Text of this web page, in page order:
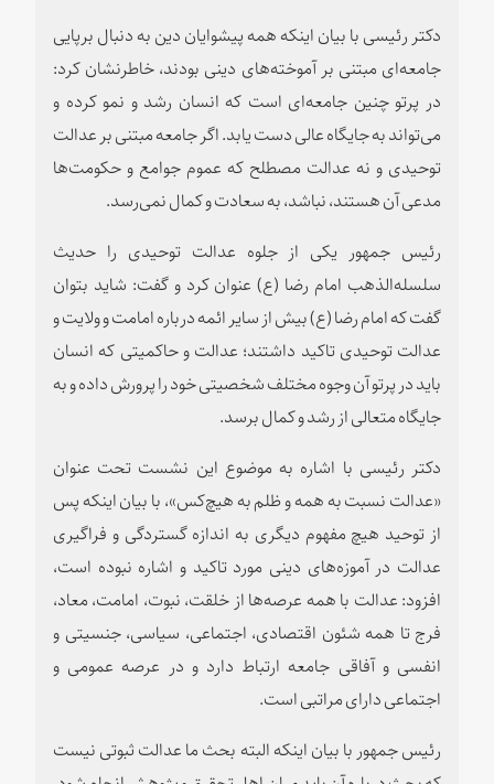
دکتر رئیسی با بیان اینکه همه پیشوایان دین به دنبال برپایی
جامعه‌ای مبتنی بر آموخته‌های دینی بودند، خاطرنشان کرد:
در پرتو چنین جامعه‌ای است که انسان رشد و نمو کرده و
می‌تواند به جایگاه عالی دست یابد. اگر جامعه مبتنی بر عدالت
توحیدی و نه عدالت مصطلح که عموم جوامع و حکومت‌ها
مدعی آن هستند، نباشد، به سعادت و کمال نمی‌رسد.
رئیس جمهور یکی از جلوه عدالت توحیدی را حدیث
سلسله‌الذهب امام رضا (ع) عنوان کرد و گفت: شاید بتوان
گفت که امام رضا (ع) بیش از سایر ائمه درباره امامت و ولایت و
عدالت توحیدی تاکید داشتند؛ عدالت و حاکمیتی که انسان
باید در پرتو آن وجوه مختلف شخصیتی خود را پرورش داده و به
جایگاه متعالی از رشد و کمال برسد.
دکتر رئیسی با اشاره به موضوع این نشست تحت عنوان
«عدالت نسبت به همه و ظلم به هیچ‌کس»، با بیان اینکه پس
از توحید هیچ مفهوم دیگری به اندازه گستردگی و فراگیری
عدالت در آموزه‌های دینی مورد تاکید و اشاره نبوده است،
افزود: عدالت با همه عرصه‌ها از خلقت، نبوت، امامت، معاد،
فرج تا همه شئون اقتصادی، اجتماعی، سیاسی، جنسیتی و
انفسی و آفاقی جامعه ارتباط دارد و در عرصه عمومی و
اجتماعی دارای مراتبی است.
رئیس جمهور با بیان اینکه البته بحث ما عدالت ثبوتی نیست